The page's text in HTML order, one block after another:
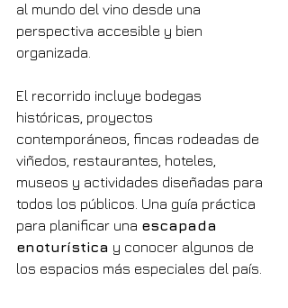
al mundo del vino desde una
perspectiva accesible y bien
organizada.
El recorrido incluye bodegas
históricas, proyectos
contemporáneos, fincas rodeadas de
viñedos, restaurantes, hoteles,
museos y actividades diseñadas para
todos los públicos. Una guía práctica
para planificar una escapada
enoturística y conocer algunos de
los espacios más especiales del país.